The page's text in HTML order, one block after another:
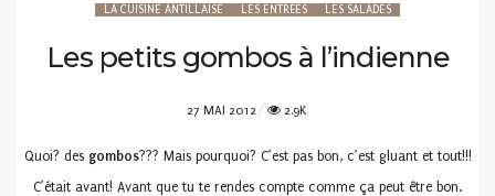
LA CUISINE ANTILLAISE LES ENTRÉES LES SALADES
Les petits gombos à l’indienne
POSTED
27 MAI 2012 2.9K
Quoi? des gombos??? Mais pourquoi? C’est pas bon, c’est gluant et tout!!!
C’était avant! Avant que tu te rendes compte comme ça peut être bon.